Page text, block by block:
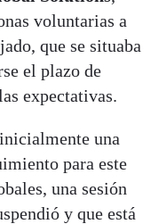
voluntarias a
que se situaba
el plazo de
expectativas.
una
para este
una sesión
y que está